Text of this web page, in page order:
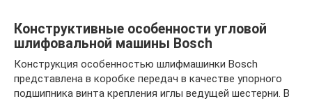
Конструктивные особенности угловой
шлифовальной машины Bosch
Конструкция особенностью шлифмашинки Bosch
представлена ​​в коробке передач в качестве упорного
подшипника винта крепления иглы ведущей шестерни. В